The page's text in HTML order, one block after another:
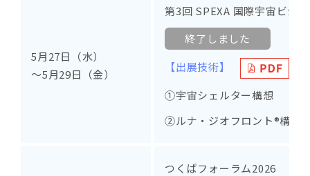
5月27日（水）
～5月29日（金）
第3回 SPEXA 国際宇宙ビジ
終了しました
【出展技術】
①宇宙シェルター構想
②ルナ・ジオフロント®構想
つくばフォーラム2026